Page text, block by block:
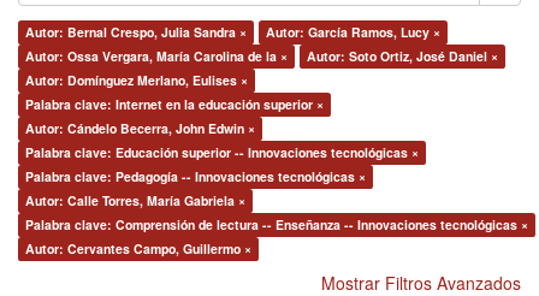
Autor: Bernal Crespo, Julia Sandra ×
Autor: García Ramos, Lucy ×
Autor: Ossa Vergara, María Carolina de la ×
Autor: Soto Ortiz, José Daniel ×
Autor: Domínguez Merlano, Eulises ×
Palabra clave: Internet en la educación superior ×
Autor: Cándelo Becerra, John Edwin ×
Palabra clave: Educación superior -- Innovaciones tecnológicas ×
Palabra clave: Pedagogía -- Innovaciones tecnológicas ×
Autor: Calle Torres, María Gabriela ×
Palabra clave: Comprensión de lectura -- Enseñanza -- Innovaciones tecnológicas ×
Autor: Cervantes Campo, Guillermo ×
Mostrar Filtros Avanzados